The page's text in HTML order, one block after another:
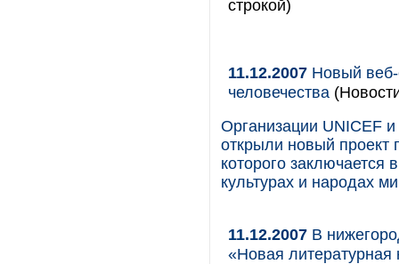
строкой)
11.12.2007 Новый веб-
человечества
Организации UNICEF
открыли новый проект
которого
культурах и народах
11.12.2007 В
«Новая литературная